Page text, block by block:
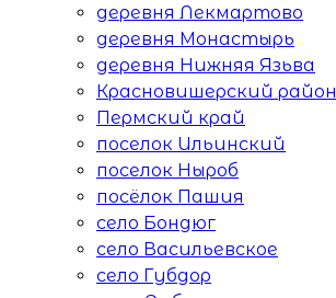
деревня Лекмартово
деревня Монастырь
деревня Нижняя Язьва
Красновишерский район
Пермский край
поселок Ильинский
поселок Ныроб
посёлок Пашия
село Бондюг
село Васильевское
село Губдор